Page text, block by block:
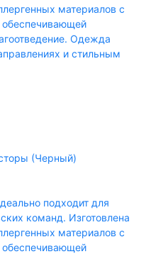
материалов с
обеспечивающей
Одежда
и стильным
(Черный)
подходит для
команд. Изготовлена
материалов с
обеспечивающей